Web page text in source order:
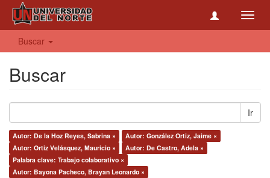
Buscar
Buscar
Ir
Autor: De la Hoz Reyes, Sabrina ×
Autor: González Ortiz, Jaime ×
Autor: Ortiz Velásquez, Mauricio ×
Autor: De Castro, Adela ×
Palabra clave: Trabajo colaborativo ×
Autor: Bayona Pacheco, Brayan Leonardo ×